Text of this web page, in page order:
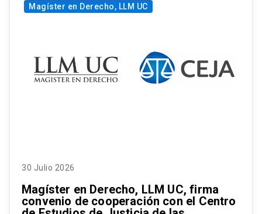
Magíster en Derecho, LLM UC
30 Julio 2026
Magíster en Derecho, LLM UC, firma
convenio de cooperación con el Centro